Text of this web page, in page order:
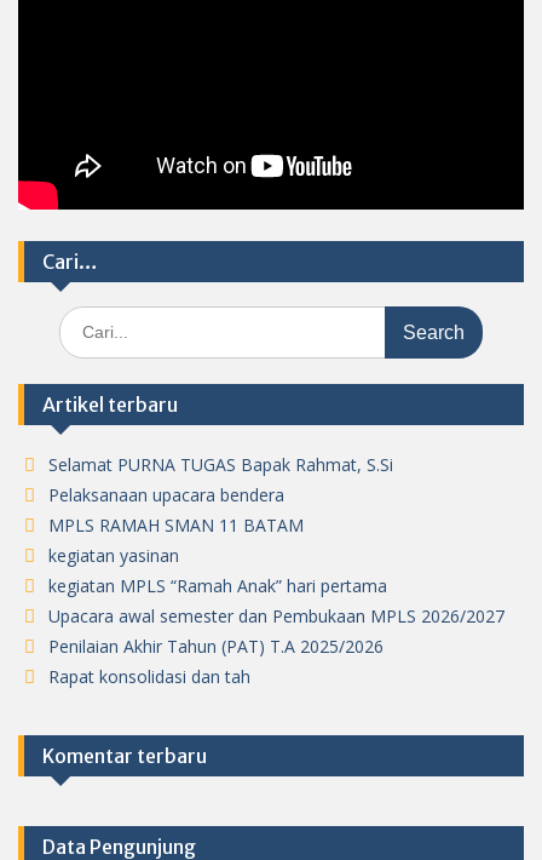
Cari…
Search
for:
Artikel terbaru
Selamat PURNA TUGAS Bapak Rahmat, S.Si
Pelaksanaan upacara bendera
MPLS RAMAH SMAN 11 BATAM
kegiatan yasinan
kegiatan MPLS “Ramah Anak” hari pertama
Upacara awal semester dan Pembukaan MPLS 2026/2027
Penilaian Akhir Tahun (PAT) T.A 2025/2026
Rapat konsolidasi dan tah
Komentar terbaru
Data Pengunjung